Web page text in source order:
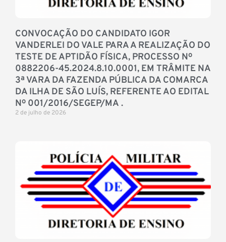
CONVOCAÇÃO DO CANDIDATO IGOR
VANDERLEI DO VALE PARA A REALIZAÇÃO DO
TESTE DE APTIDÃO FÍSICA, PROCESSO Nº
0882206-45.2024.8.10.0001, EM TRÂMITE NA
3ª VARA DA FAZENDA PÚBLICA DA COMARCA
DA ILHA DE SÃO LUÍS, REFERENTE AO EDITAL
Nº 001/2016/SEGEP/MA .
2 de julho de 2026